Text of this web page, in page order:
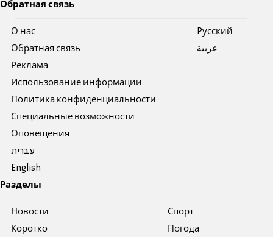
Обратная связь
О нас
Обратная связь
Реклама
Использование информации
Политика конфиденциальности
Специальные возможности
Оповещения
עברית
English
Pусский
عربية
Разделы
Новости
Коротко
Спорт
Погода